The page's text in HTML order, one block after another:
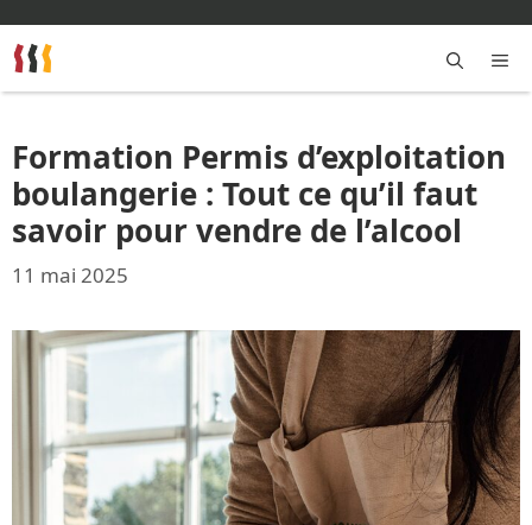
au
contenu
Formation Permis d’exploitation
boulangerie : Tout ce qu’il faut
savoir pour vendre de l’alcool
11 mai 2025